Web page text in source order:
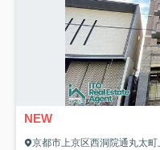
NEW
京都市上京区西洞院通丸太町